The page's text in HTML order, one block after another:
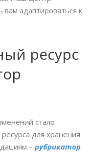
адаптироваться к
ресурс
стало
для хранения
– рубрикатор